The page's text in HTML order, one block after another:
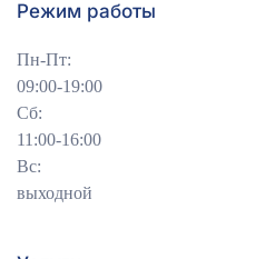
Режим работы
Пн-Пт:
09:00-19:00
Сб:
11:00-16:00
Вс:
выходной